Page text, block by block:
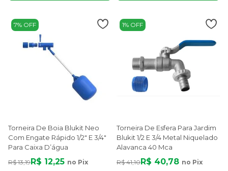
7% OFF
Torneira De Boia Blukit Neo
Com Engate Rápido 1/2" E 3/4"
Para Caixa D’água
R$ 13,19R$ 12,25 no Pix
1% OFF
Torneira De Esfera Para Jardim
Blukit 1/2 E 3/4 Metal Niquelado
Alavanca 40 Mca
R$ 41,10R$ 40,78 no Pix